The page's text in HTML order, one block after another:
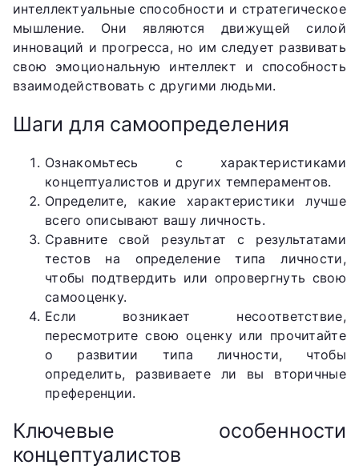
интеллектуальные способности и стратегическое
мышление. Они являются движущей силой
инноваций и прогресса, но им следует развивать
свою эмоциональную интеллект и способность
взаимодействовать с другими людьми.
Шаги для самоопределения
Ознакомьтесь с характеристиками
концептуалистов и других темпераментов.
Определите, какие характеристики лучше
всего описывают вашу личность.
Сравните свой результат с результатами
тестов на определение типа личности,
чтобы подтвердить или опровергнуть свою
самооценку.
Если возникает несоответствие,
пересмотрите свою оценку или прочитайте
о развитии типа личности, чтобы
определить, развиваете ли вы вторичные
преференции.
Ключевые особенности
концептуалистов